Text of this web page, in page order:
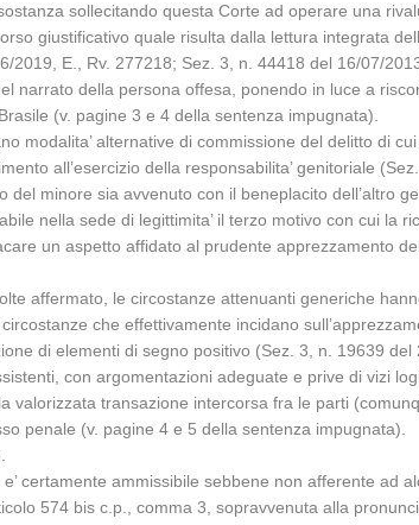
sollecitando questa Corte ad operare una
giustificativo quale risulta dalla lettura integrata
2019, E., Rv. 277218; Sez. 3, n. 44418 del 16/07/
narrato della persona offesa, ponendo in luce a
(v. pagine 3 e 4 della sentenza impugnata).
modalita’ alternative di commissione del delitto di
all’esercizio della responsabilita’ genitoriale
minore sia avvenuto con il beneplacito dell’altro
nella sede di legittimita’ il terzo motivo con cui la
un aspetto affidato al prudente apprezzamento
affermato, le circostanze attenuanti generiche
che effettivamente incidano
di elementi di segno positivo (Sez. 3, n. 19639
con argomentazioni adeguate e prive di vizi
valorizzata transazione intercorsa fra le parti
penale (v. pagine 4 e 5 della sentenza impugnata).
certamente ammissibile sebbene non afferente ad
574 bis c.p., comma 3, sopravvenuta alla